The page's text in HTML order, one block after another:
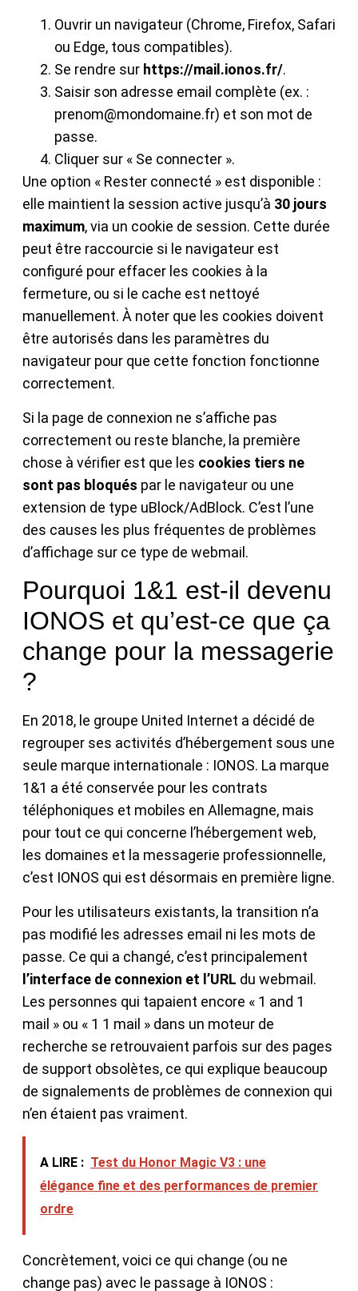
Ouvrir un navigateur (Chrome, Firefox, Safari
ou Edge, tous compatibles).
Se rendre sur https://mail.ionos.fr/.
Saisir son adresse email complète (ex. :
prenom@mondomaine.fr) et son mot de
passe.
Cliquer sur « Se connecter ».
Une option « Rester connecté » est disponible :
elle maintient la session active jusqu’à 30 jours
maximum, via un cookie de session. Cette durée
peut être raccourcie si le navigateur est
configuré pour effacer les cookies à la
fermeture, ou si le cache est nettoyé
manuellement. À noter que les cookies doivent
être autorisés dans les paramètres du
navigateur pour que cette fonction fonctionne
correctement.
Si la page de connexion ne s’affiche pas
correctement ou reste blanche, la première
chose à vérifier est que les cookies tiers ne
sont pas bloqués par le navigateur ou une
extension de type uBlock/AdBlock. C’est l’une
des causes les plus fréquentes de problèmes
d’affichage sur ce type de webmail.
Pourquoi 1&1 est-il devenu
IONOS et qu’est-ce que ça
change pour la messagerie
?
En 2018, le groupe United Internet a décidé de
regrouper ses activités d’hébergement sous une
seule marque internationale : IONOS. La marque
1&1 a été conservée pour les contrats
téléphoniques et mobiles en Allemagne, mais
pour tout ce qui concerne l’hébergement web,
les domaines et la messagerie professionnelle,
c’est IONOS qui est désormais en première ligne.
Pour les utilisateurs existants, la transition n’a
pas modifié les adresses email ni les mots de
passe. Ce qui a changé, c’est principalement
l’interface de connexion et l’URL du webmail.
Les personnes qui tapaient encore « 1 and 1
mail » ou « 1 1 mail » dans un moteur de
recherche se retrouvaient parfois sur des pages
de support obsolètes, ce qui explique beaucoup
de signalements de problèmes de connexion qui
n’en étaient pas vraiment.
A LIRE : Test du Honor Magic V3 : une
élégance fine et des performances de premier
ordre
Concrètement, voici ce qui change (ou ne
change pas) avec le passage à IONOS :